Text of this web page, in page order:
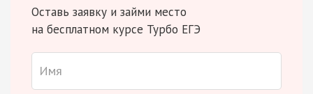
Оставь заявку и займи место
на бесплатном курсе Турбо ЕГЭ